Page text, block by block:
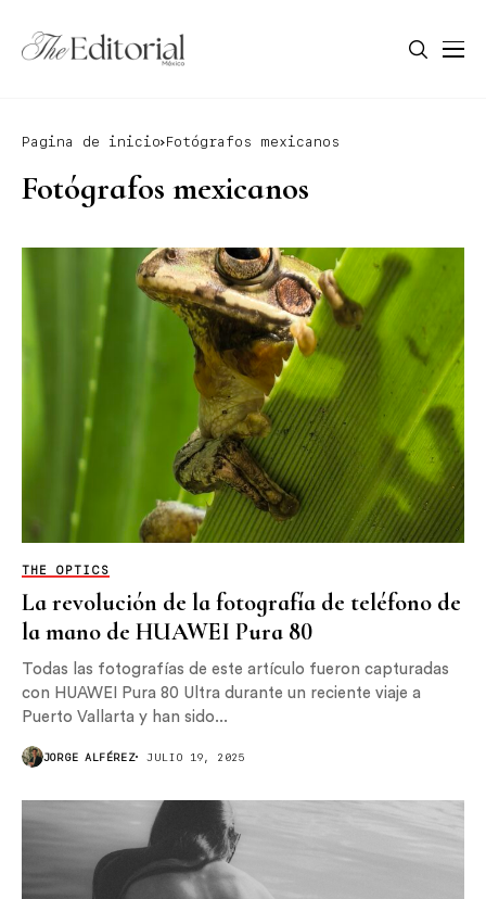
Pagina de inicio Fotógrafos mexicanos
Fotógrafos mexicanos
THE OPTICS
La revolución de la fotografía de teléfono de
la mano de HUAWEI Pura 80
Todas las fotografías de este artículo fueron capturadas
con HUAWEI Pura 80 Ultra durante un reciente viaje a
Puerto Vallarta y han sido...
JORGE ALFÉREZ JULIO 19, 2025